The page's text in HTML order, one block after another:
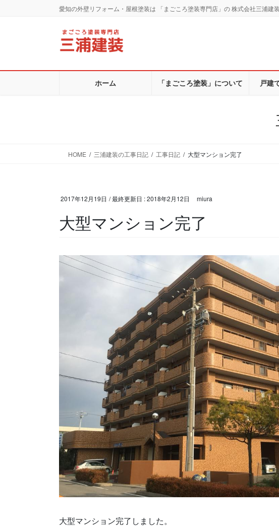
愛知の外壁リフォーム・屋根塗装は 「まごころ塗装専門店」の 株式会社三浦建
ホーム 「まごころ塗装」について 戸建
HOME 三浦建装の工事日記 工事日記 大型マンション完了
2017年12月19日 / 最終更新日 :2018年2月12日 miura
大型マンション完了
大型マンション完了しました。